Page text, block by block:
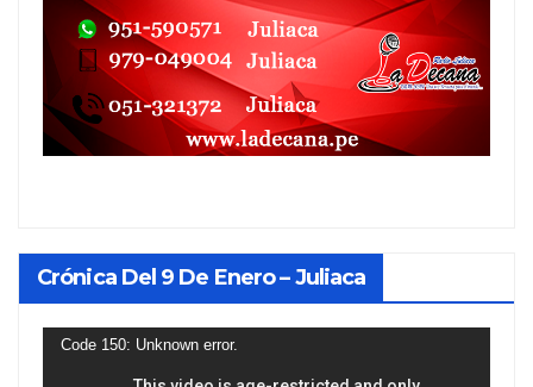
Crónica Del 9 De Enero – Juliaca
Reproductor
Code 150: Unknown error.